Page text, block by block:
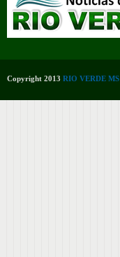
Copyright 2013 RIO VERDE MS